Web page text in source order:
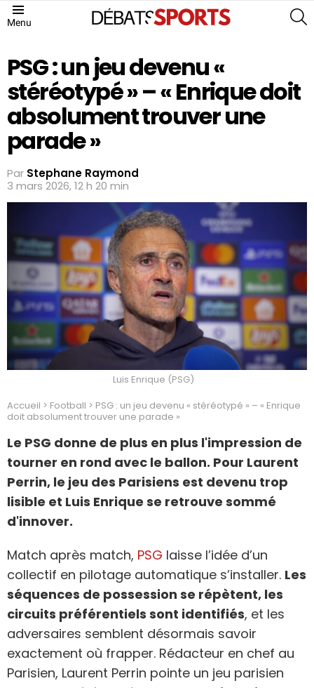
Menu
PSG : un jeu devenu «
stéréotypé » – « Enrique doit
absolument trouver une
parade »
Par Stephane Raymond
3 mars 2026, 12 h 20 min
Luis Enrique (PSG)
Accueil > Football > PSG : un jeu devenu « stéréotypé » – « Enrique
doit absolument trouver une parade »
Le PSG donne de plus en plus l'impression de
tourner en rond avec le ballon. Pour Laurent
Perrin, le jeu des Parisiens est devenu trop
lisible et Luis Enrique se retrouve sommé
d'innover.
Match après match, PSG laisse l’idée d’un
collectif en pilotage automatique s’installer. Les
séquences de possession se répètent, les
circuits préférentiels sont identifiés, et les
adversaires semblent désormais savoir
exactement où frapper. Rédacteur en chef au
Parisien, Laurent Perrin pointe un jeu parisien